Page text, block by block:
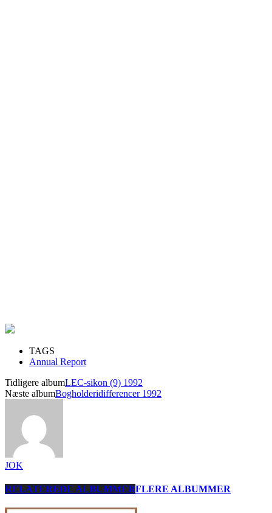
TAGS
Annual Report
Tidligere albumLEC-sikon (9) 1992
Næste albumBogholderidifferencer 1992
JOK
RELATEREDE ALBUMMERFLERE ALBUMMER